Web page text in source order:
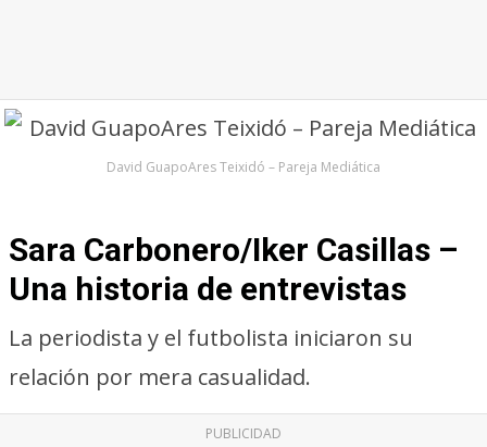
David GuapoAres Teixidó – Pareja Mediática
Sara Carbonero/Iker Casillas –
Una historia de entrevistas
La periodista y el futbolista iniciaron su
relación por mera casualidad.
PUBLICIDAD